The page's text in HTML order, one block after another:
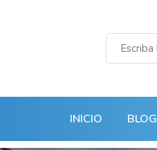
INICIO BLOG